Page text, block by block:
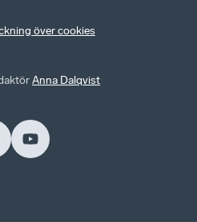
över cookies
Anna Dalqvist